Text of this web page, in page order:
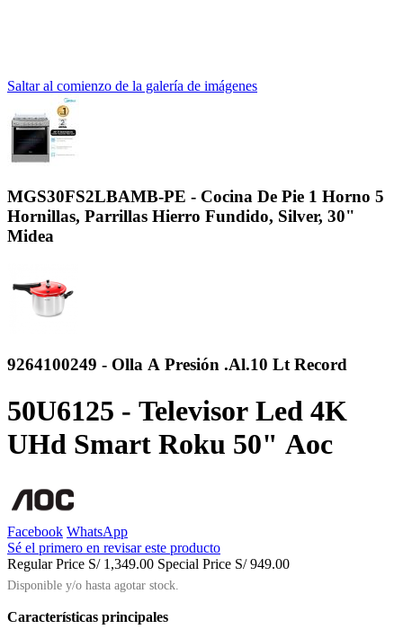
Saltar al comienzo de la galería de imágenes
MGS30FS2LBAMB-PE - Cocina De Pie 1 Horno 5
Hornillas, Parrillas Hierro Fundido, Silver, 30"
Midea
9264100249 - Olla A Presión .Al.10 Lt Record
50U6125 - Televisor Led 4K
UHd Smart Roku 50" Aoc
Facebook WhatsApp
Sé el primero en revisar este producto
Regular Price S/ 1,349.00 Special Price S/ 949.00
Disponible y/o hasta agotar stock.
Características principales